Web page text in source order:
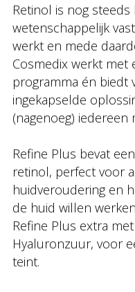
Retinol is nog
wetenschappelijk
werkt en mede
Cosmedix werkt met
programma én biedt
ingekapselde
(nagenoeg)
Refine Plus bevat
retinol, perfect voor
huidveroudering en
de huid willen
Refine Plus extra
Hyaluronzuur, voor
teint.